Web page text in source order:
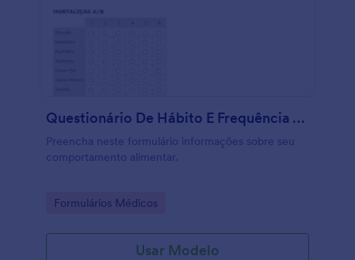
Questionário De Hábito E Frequência Alimentar
Preencha neste formulário informações sobre seu
comportamento alimentar.
Go to Category:
Formulários Médicos
Usar Modelo